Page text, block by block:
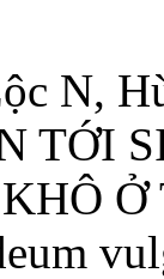
N,
TỚI